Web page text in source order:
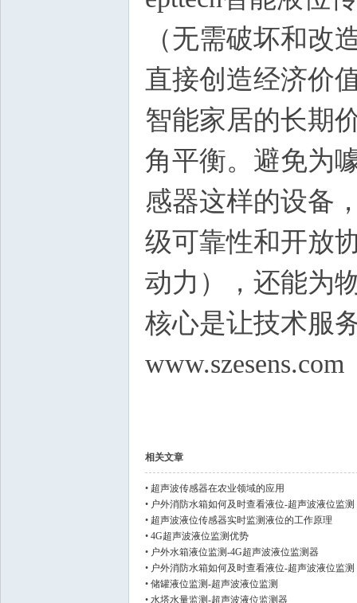
（无需破坏和
直接创造经济价
智能家居的长期
角平衡。避免为
感器这样的设备
级可靠性和开放
动力），还能为
核心是让技术服
www.szesens.com
相关文章
• 超声波传感器在农业领域的应用
• 户外消防水箱如何及时查看液位-超声波液位监测
• 超声波液位传感器实时监测液位的工作原理
• 4G超声波液位监测优势
• 户外水箱液位监测-4G超声波液位监测器
• 户外消防水箱如何及时查看液位-超声波液位监测
• 储罐液位监测-超声波液位监测
• 水塔水量监测-超声波液位监测器